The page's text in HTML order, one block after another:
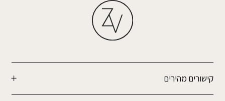
קישורים מהירים